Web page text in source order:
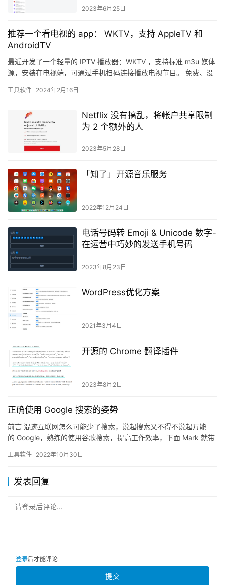
2023年6月25日
推荐一个看电视的 app： WKTV，支持 AppleTV 和
AndroidTV
最近开发了一个轻量的 IPTV 播放器：WKTV ，支持标准 m3u 媒体
源，安装在电视端，可通过手机扫码连接播放电视节目。 免费、没
工具软件 2024年2月16日
Netflix 没有搞乱，将帐户共享限制
为 2 个额外的人
2023年5月28日
「知了」开源音乐服务
2022年12月24日
电话号码转 Emoji & Unicode 数字-
在运营中巧妙的发送手机号码
2023年8月23日
WordPress优化方案
2021年3月4日
开源的 Chrome 翻译插件
2023年8月2日
正确使用 Google 搜索的姿势
前言 混迹互联网怎么可能少了搜索，说起搜索又不得不说起万能
的 Google，熟练的使用谷歌搜索，提高工作效率，下面 Mark 就带
工具软件 2022年10月30日
发表回复
请登录后评论...
登录后才能评论
提交